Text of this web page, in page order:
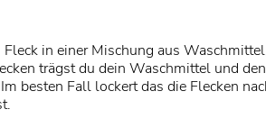
in einer Mischung aus
trägst du dein Waschmittel und
besten Fall lockert das die Flecken